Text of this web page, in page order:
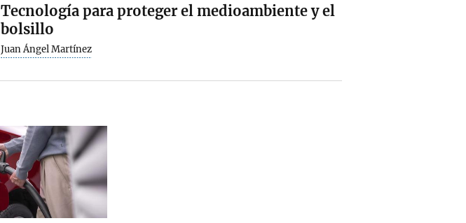
Tecnología para proteger el medioambiente y el
bolsillo
Juan Ángel Martínez